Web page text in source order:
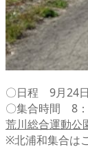
〇日程 9月24日
〇集合時間 8
荒川総合運動公
※北浦和集合は